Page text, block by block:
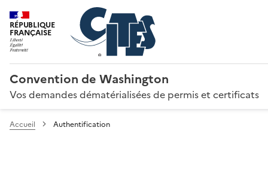
RÉPUBLIQUE
FRANÇAISE
Convention de Washington
Vos demandes dématérialisées de permis et certificats
Accueil Authentification